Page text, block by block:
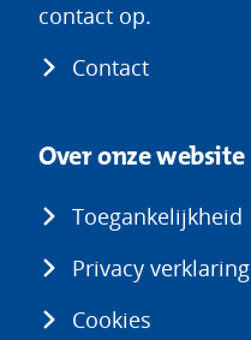
contact op.
Contact
Over onze website
Toegankelijkheid
Privacy verklaring
Cookies